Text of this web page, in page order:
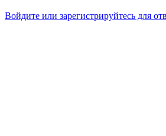
Войдите или зарегистрируйтесь для